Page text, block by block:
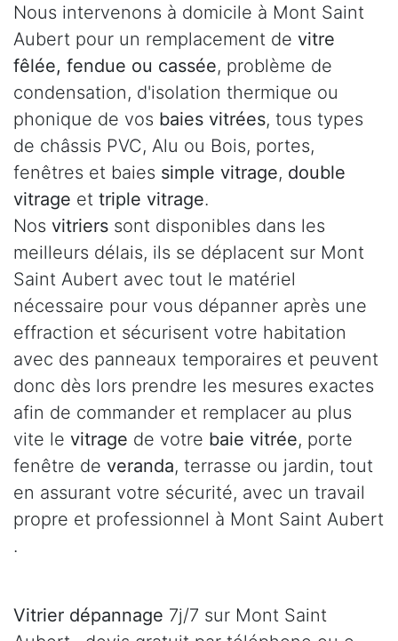
Nous intervenons à domicile à Mont Saint
Aubert pour un remplacement de vitre
fêlée, fendue ou cassée, problème de
condensation, d'isolation thermique ou
phonique de vos baies vitrées, tous types
de châssis PVC, Alu ou Bois, portes,
fenêtres et baies simple vitrage, double
vitrage et triple vitrage.
Nos vitriers sont disponibles dans les
meilleurs délais, ils se déplacent sur Mont
Saint Aubert avec tout le matériel
nécessaire pour vous dépanner après une
effraction et sécurisent votre habitation
avec des panneaux temporaires et peuvent
donc dès lors prendre les mesures exactes
afin de commander et remplacer au plus
vite le vitrage de votre baie vitrée, porte
fenêtre de veranda, terrasse ou jardin, tout
en assurant votre sécurité, avec un travail
propre et professionnel à Mont Saint Aubert
.
Vitrier dépannage 7j/7 sur Mont Saint